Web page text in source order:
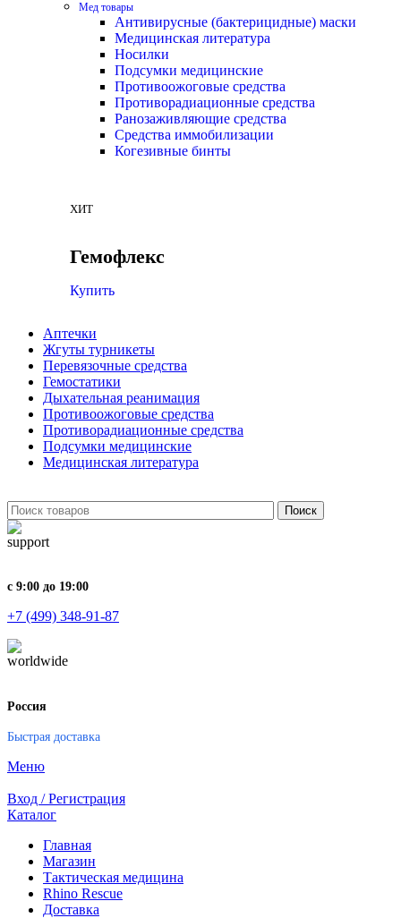
Мед товары
Антивирусные (бактерицидные) маски
Медицинская литература
Носилки
Подсумки медицинские
Противоожоговые средства
Противорадиационные средства
Ранозаживляющие средства
Средства иммобилизации
Когезивные бинты
ХИТ
Гемофлекс
Купить
Аптечки
Жгуты турникеты
Перевязочные средства
Гемостатики
Дыхательная реанимация
Противоожоговые средства
Противорадиационные средства
Подсумки медицинские
Медицинская литература
Поиск
с 9:00 до 19:00
+7 (499) 348-91-87
Россия
Быстрая доставка
Меню
Вход / Регистрация
Каталог
Главная
Магазин
Тактическая медицина
Rhino Rescue
Доставка